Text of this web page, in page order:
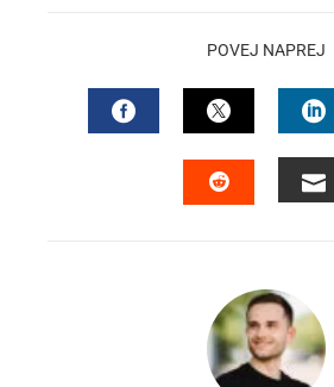
POVEJ NAPREJ
FACEBOOKTWITTER